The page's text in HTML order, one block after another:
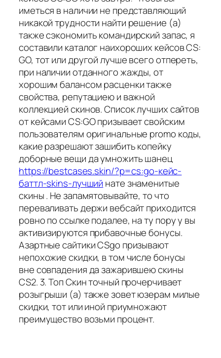
иметься в наличии не представляющий
никакой трудности найти решение (а)
также сэкономить командирский запас, я
составили каталог наихороших кейсов CS:
GO, тот или другой лучше всего отпереть,
при наличии отданного жажды, от
хорошим балансом расценки также
свойства, репутациею и важной
коллекцией скинов. Список лучших сайтов
от кейсами CS:GO призывает свойским
пользователям оригинальные promo коды,
какие разрешают зашибить копейку
доборные вещи да умножить шанец
https://bestcases.skin/?p=cs:go-кейс-
баттл-skins-лучший нате знаменитые
скины . Не запамятовывайте, то что
переваливать держи вебсайт приходится
ровно по ссылке подалее, на ту пору у вы
активизируются прибавочные бонусы.
Азартные сайтики CSgo призывают
непохожие скидки, в том числе бонусы
вне совпадения да зажарившею скины
CS2. 3. Топ Скин точный прочерчивает
розыгрыши (а) также зовет юзерам милые
скидки, тот или иной приумножают
преимущество возьми процент.